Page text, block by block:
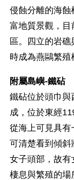
侵蝕分離的海蝕
富地質景觀，目
區。四立的岩
時成為燕鷗繁殖
附屬島嶼-鐵砧
鐵砧位於頭巾與
成，位於東經
從海上可見具有
可清楚看到傾
女子頭部，故有
棲息與繁殖的場